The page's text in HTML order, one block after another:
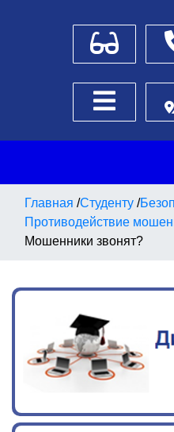
Для
Боковое
Главная /Студенту /
Противодействие
Мошенники звонят?